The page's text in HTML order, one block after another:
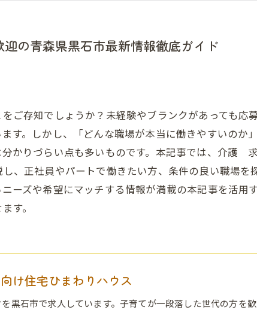
の青森県黒石市最新情報徹底ガイド
ご存知でしょうか？未経験やブランクがあっても応
す。しかし、「どんな職場が本当に働きやすいのか
かりづらい点も多いものです。本記事では、介護
、正社員やパートで働きたい方、条件の良い職場
ーズや希望にマッチする情報が満載の本記事を活用
す。
け住宅ひまわりハウス
黒石市で求人しています。子育てが一段落した世代の方を